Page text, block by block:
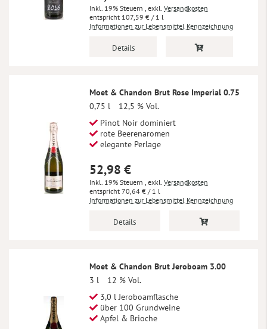
Inkl. 19% Steuern , exkl. Versandkosten
107,59 € / 1 l
Informationen zur Lebensmittel Kennzeichnung
Details
Moet & Chandon Brut Rose Imperial 0.75
0,75 l
12,5 % Vol.
Pinot Noir dominiert
rote Beerenaromen
elegante Perlage
52,98 €
Inkl. 19% Steuern , exkl. Versandkosten
70,64 € / 1 l
Informationen zur Lebensmittel Kennzeichnung
Details
Moet & Chandon Brut Jeroboam 3.00
3 l
12 % Vol.
3,0 l Jeroboamflasche
über 100 Grundweine
Apfel & Brioche